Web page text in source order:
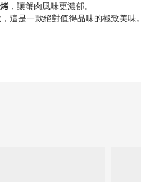
，讓蟹肉風味更濃郁。
這是一款絕對值得品味的極致美味。